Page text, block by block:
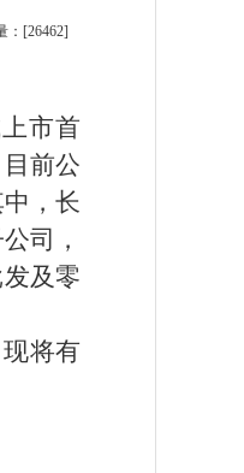
：[26462]
市首
前公
，长
司，
及零
现将有